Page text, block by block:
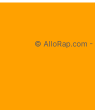
© AlloRap.com -